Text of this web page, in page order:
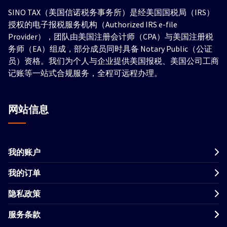
SINO TAX（美国信诺税务事务所）是经美国国税局（IRS）
授权的电子报税服务机构（Authorized IRS e-file
Provider），团队由美国注册会计师（CPA）与美国注册税
务师（EA）组成，部分成员同时具备 Notary Public（公证
员）资格。我们为个人与企业提供美国报税、美国公司工商
记账等一站式合规服务，全程可远程办理。
网站信息
我的账户
我的订单
隐私政策
服务条款